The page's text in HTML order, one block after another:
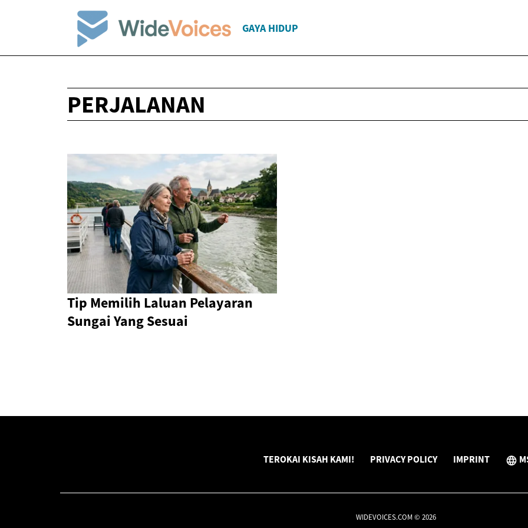
GAYA HIDUP
PERJALANAN
Tip Memilih Laluan Pelayaran
Sungai Yang Sesuai
TEROKAI KISAH KAMI! PRIVACY POLICY IMPRINT
WIDEVOICES.COM © 2026